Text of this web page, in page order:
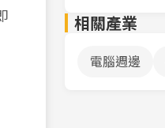
相關產業
電腦週邊